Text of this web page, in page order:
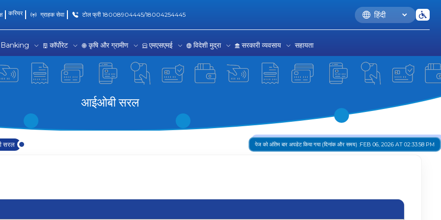
Solutions
करियर ग्राहक सेवा टोल फ्री 18008904445/18004254445 Language
कॉर्पोरेट कृषि और ग्रामीण एमएसएमई विदेशी मुद्रा सरकारी व्यवसाय सहायता
आईओबी सरल
सरल पेज को अंतिम बार अपडेट किया गया (दिनांक और समय) :FEB 06, 2026 AT 02:33:58 PM